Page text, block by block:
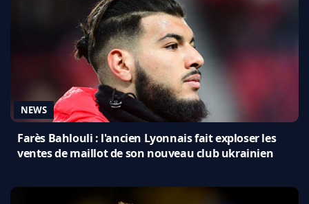
NEWS
Farès Bahlouli : l'ancien Lyonnais fait exploser les
ventes de maillot de son nouveau club ukrainien